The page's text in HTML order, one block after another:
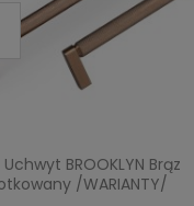
Uchwyt BROOKLYN Brąz
/WARIANTY/